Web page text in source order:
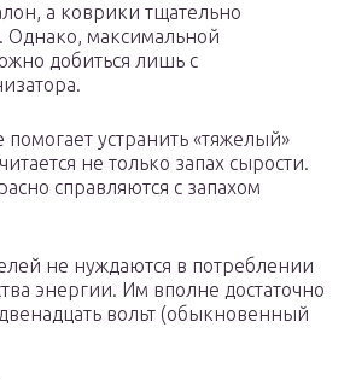
а коврики тщательно
Однако, максимальной
добиться лишь с
устранить «тяжелый»
не только запах сырости.
справляются с запахом
не нуждаются в потреблении
энергии. Им вполне достаточно
вольт (обыкновенный